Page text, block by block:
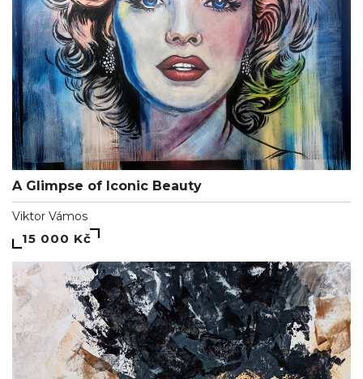
A Glimpse of Iconic Beauty
Viktor Vámos
15 000 Kč